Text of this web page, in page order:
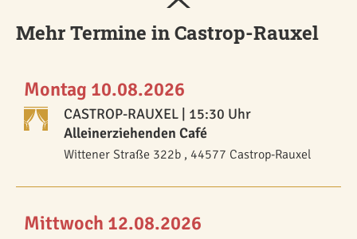
Mehr Termine in Castrop-Rauxel
Montag 10.08.2026
CASTROP-RAUXEL | 15:30 Uhr
Alleinerziehenden Café
Wittener Straße 322b , 44577 Castrop-Rauxel
Mittwoch 12.08.2026